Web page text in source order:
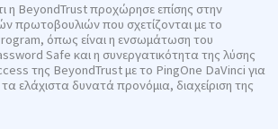
η BeyondTrust προχώρησε επίσης στην
πρωτοβουλιών που σχετίζονται με το
όπως είναι η ενσωμάτωση του
Safe και η συνεργατικότητα της λύσης
της BeyondTrust με το PingOne DaVinci για
ελάχιστα δυνατά προνόμια, διαχείριση της